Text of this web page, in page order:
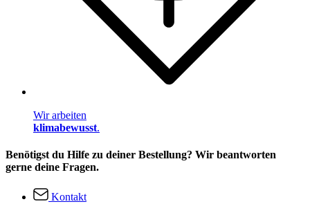
Wir arbeiten
klimabewusst.
Benötigst du Hilfe zu deiner Bestellung? Wir beantworten
gerne deine Fragen.
Kontakt